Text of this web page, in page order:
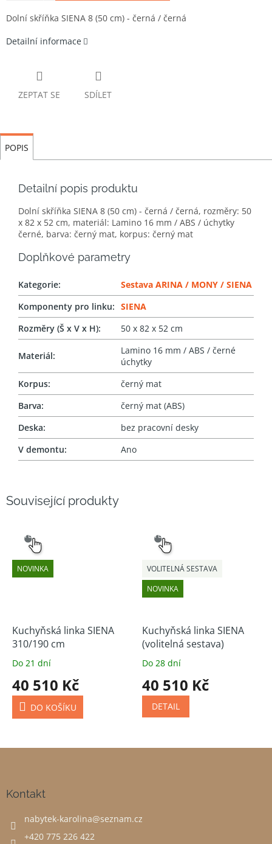
Dolní skříňka SIENA 8 (50 cm) - černá / černá
Detailní informace
ZEPTAT SE SDÍLET
Související produkty
NOVINKA
VÝBĚR
Kuchyňská linka SIENA
310/190 cm
Do 21 dní
40 510 Kč
DO KOŠÍKU
NOVINKA
VOLITELNÁ SESTAVA
VÝBĚR
Kuchyňská linka SIENA
(volitelná sestava)
Do 28 dní
40 510 Kč
DETAIL
POPIS
Detailní popis produktu
Dolní skříňka SIENA 8 (50 cm) - černá / černá, rozměry: 50
x 82 x 52 cm, materiál: Lamino 16 mm / ABS / úchytky
černé, barva: černý mat, korpus: černý mat
Doplňkové parametry
Kategorie:
Sestava ARINA / MONY / SIENA
Komponenty pro linku: SIENA
Rozměry (Š x V x H): 50 x 82 x 52 cm
Materiál:
Lamino 16 mm / ABS / černé
úchytky
Korpus:
černý mat
Barva:
černý mat (ABS)
Deska:
bez pracovní desky
V demontu: Ano
Kontakt
nabytek-karolina@seznam.cz
+420 775 226 422